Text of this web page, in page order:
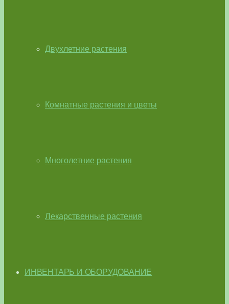
Двухлетние растения
Комнатные растения и цветы
Многолетние растения
Лекарственные растения
ИНВЕНТАРЬ И ОБОРУДОВАНИЕ